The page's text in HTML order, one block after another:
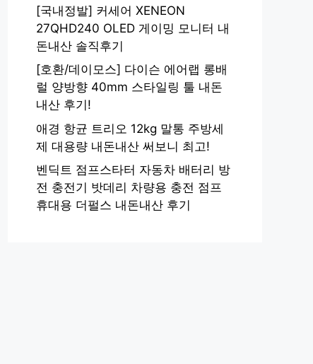
[국내정발] 커세어 XENEON
27QHD240 OLED 게이밍 모니터 내
돈내산 솔직후기
[호환/데이모스] 다이슨 에어랩 롱배
럴 양방향 40mm 스타일링 툴 내돈
내산 후기!
애경 항균 트리오 12kg 말통 주방세
제 대용량 내돈내산 써보니 최고!
벤딕트 점프스타터 자동차 배터리 방
전 충전기 밧데리 차량용 충전 점프
휴대용 더펄스 내돈내산 후기